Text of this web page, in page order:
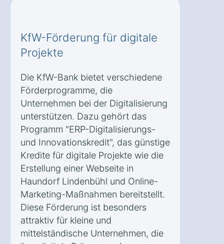
KfW-Förderung für digitale
Projekte
Die KfW-Bank bietet verschiedene
Förderprogramme, die
Unternehmen bei der Digitalisierung
unterstützen. Dazu gehört das
Programm "ERP-Digitalisierungs-
und Innovationskredit", das günstige
Kredite für digitale Projekte wie die
Erstellung einer Webseite in
Haundorf Lindenbühl und Online-
Marketing-Maßnahmen bereitstellt.
Diese Förderung ist besonders
attraktiv für kleine und
mittelständische Unternehmen, die